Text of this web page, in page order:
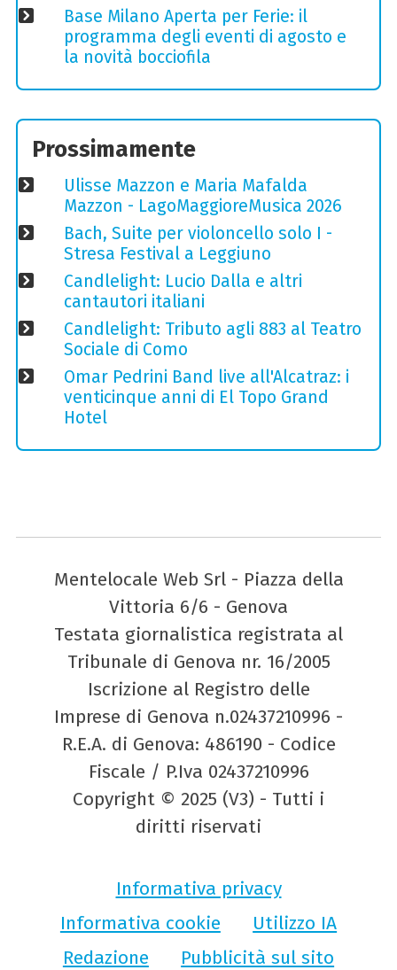
Base Milano Aperta per Ferie: il
programma degli eventi di agosto e
la novità bocciofila
Prossimamente
Ulisse Mazzon e Maria Mafalda
Mazzon - LagoMaggioreMusica 2026
Bach, Suite per violoncello solo I -
Stresa Festival a Leggiuno
Candlelight: Lucio Dalla e altri
cantautori italiani
Candlelight: Tributo agli 883 al Teatro
Sociale di Como
Omar Pedrini Band live all'Alcatraz: i
venticinque anni di El Topo Grand
Hotel
Mentelocale Web Srl - Piazza della
Vittoria 6/6 - Genova
Testata giornalistica registrata al
Tribunale di Genova nr. 16/2005
Iscrizione al Registro delle
Imprese di Genova n.02437210996 -
R.E.A. di Genova: 486190 - Codice
Fiscale / P.Iva 02437210996
Copyright © 2025 (V3) - Tutti i
diritti riservati
Informativa privacy
Informativa cookie
Utilizzo IA
Redazione
Pubblicità sul sito